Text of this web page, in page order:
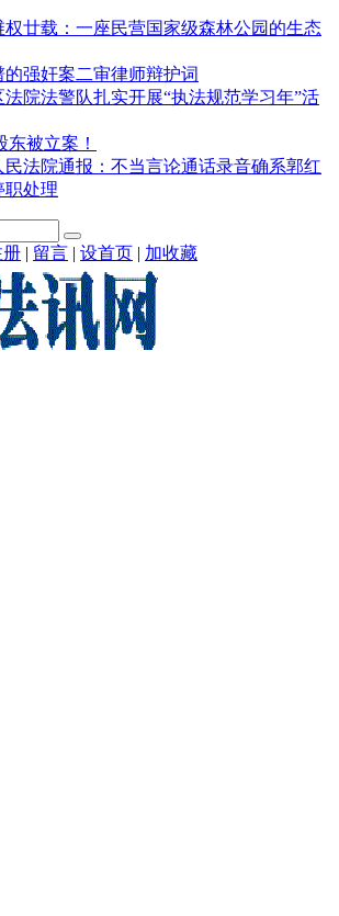
权廿载：一座民营国家级森林公园的生态
强奸案二审律师辩护词
法院法警队扎实开展“执法规范学习年”活
东被立案！
法院通报：不当言论通话录音确系郭红
职处理
册 | 留言 | 设首页 | 加收藏